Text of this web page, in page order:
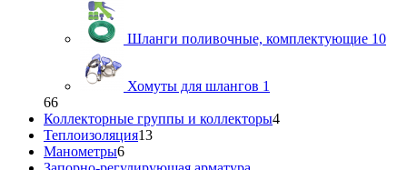
Шланги поливочные, комплектующие 10
Хомуты для шлангов 1
66
Коллекторные группы и коллекторы4
Теплоизоляция13
Манометры6